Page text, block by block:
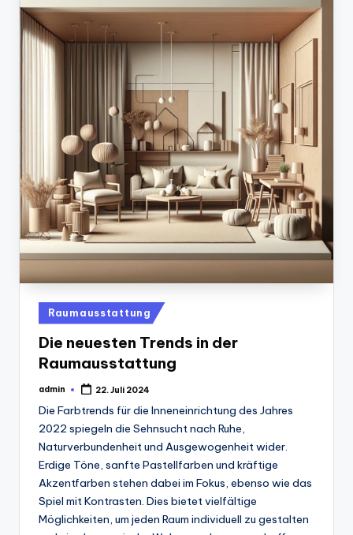
Posted
in
Raumausstattung
Die neuesten Trends in der
Raumausstattung
Posted
admin 22. Juli 2024
Die Farbtrends für die Inneneinrichtung des Jahres
2022 spiegeln die Sehnsucht nach Ruhe,
Naturverbundenheit und Ausgewogenheit wider.
Erdige Töne, sanfte Pastellfarben und kräftige
Akzentfarben stehen dabei im Fokus, ebenso wie das
Spiel mit Kontrasten. Dies bietet vielfältige
Möglichkeiten, um jeden Raum individuell zu gestalten